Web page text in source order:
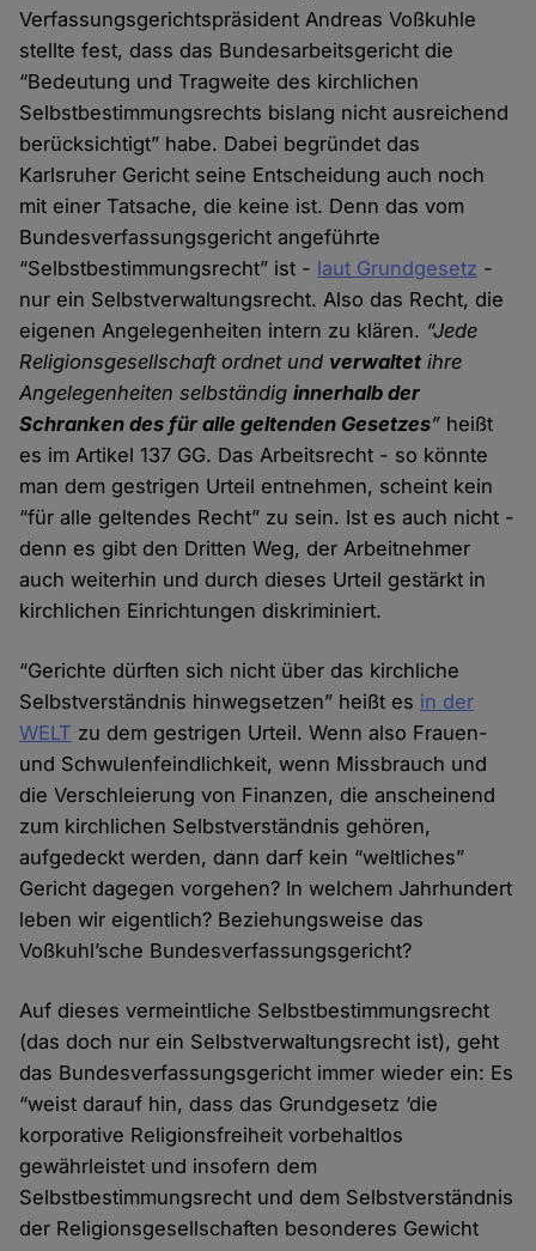
Verfassungsgerichtspräsident Andreas Voßkuhle
stellte fest, dass das Bundesarbeitsgericht die
“Bedeutung und Tragweite des kirchlichen
Selbstbestimmungsrechts bislang nicht ausreichend
berücksichtigt” habe. Dabei begründet das
Karlsruher Gericht seine Entscheidung auch noch
mit einer Tatsache, die keine ist. Denn das vom
Bundesverfassungsgericht angeführte
“Selbstbestimmungsrecht” ist - laut Grundgesetz -
nur ein Selbstverwaltungsrecht. Also das Recht, die
eigenen Angelegenheiten intern zu klären. “Jede
Religionsgesellschaft ordnet und verwaltet ihre
Angelegenheiten selbständiginnerhalb der
Schranken des für alle geltenden Gesetzes” heißt
es im Artikel 137 GG. Das Arbeitsrecht - so könnte
man dem gestrigen Urteil entnehmen, scheint kein
“für alle geltendes Recht” zu sein. Ist es auch nicht -
denn es gibt den Dritten Weg, der Arbeitnehmer
auch weiterhin und durch dieses Urteil gestärkt in
kirchlichen Einrichtungen diskriminiert.
“Gerichte dürften sich nicht über das kirchliche
Selbstverständnis hinwegsetzen” heißt es in der
WELT zu dem gestrigen Urteil. Wenn also Frauen-
und Schwulenfeindlichkeit, wenn Missbrauch und
die Verschleierung von Finanzen, die anscheinend
zum kirchlichen Selbstverständnis gehören,
aufgedeckt werden, dann darf kein “weltliches”
Gericht dagegen vorgehen? In welchem Jahrhundert
leben wir eigentlich? Beziehungsweise das
Voßkuhl’sche Bundesverfassungsgericht?
Auf dieses vermeintliche Selbstbestimmungsrecht
(das doch nur ein Selbstverwaltungsrecht ist), geht
das Bundesverfassungsgericht immer wieder ein: Es
“weist darauf hin, dass das Grundgesetz ‘die
korporative Religionsfreiheit vorbehaltlos
gewährleistet und insofern dem
Selbstbestimmungsrecht und dem Selbstverständnis
der Religionsgesellschaften besonderes Gewicht